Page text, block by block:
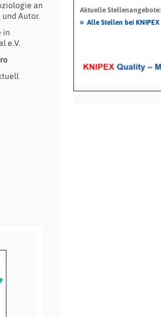
an
Autor.
in
e.V.
Aktuelle Stellenangebote:
» Alle Stellen bei KNIPEX